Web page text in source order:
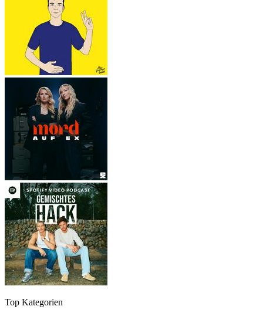
Top Kategorien